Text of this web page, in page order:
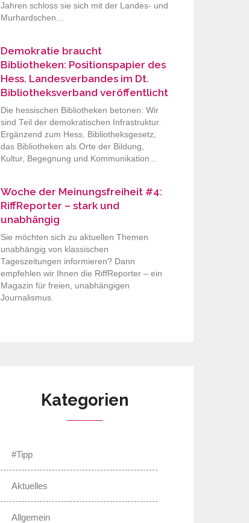
Jahren schloss sie sich mit der Landes- und
Murhardschen...
Demokratie braucht
Bibliotheken: Positionspapier des
Hess. Landesverbandes im Dt.
Bibliotheksverband veröffentlicht
Die hessischen Bibliotheken betonen: Wir
sind Teil der demokratischen Infrastruktur.
Ergänzend zum Hess. Bibliotheksgesetz,
das Bibliotheken als Orte der Bildung,
Kultur, Begegnung und Kommunikation...
Woche der Meinungsfreiheit #4:
RiffReporter – stark und
unabhängig
Sie möchten sich zu aktuellen Themen
unabhängig von klassischen
Tageszeitungen informieren? Dann
empfehlen wir Ihnen die RiffReporter – ein
Magazin für freien, unabhängigen
Journalismus.
Kategorien
#Tipp
Aktuelles
Allgemein